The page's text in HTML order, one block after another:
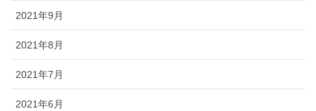
2021年9月
2021年8月
2021年7月
2021年6月